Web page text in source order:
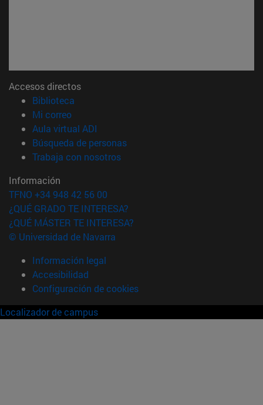
Accesos directos
Biblioteca
Mi correo(abre en nueva ventana)
Aula virtual ADI
Búsqueda de personas(abre en nueva ventana)
Trabaja con nosotros(abre en nueva ventana)
Información
TFNO +34 948 42 56 00
¿QUÉ GRADO TE INTERESA?
¿QUÉ MÁSTER TE INTERESA?
© Universidad de Navarra
Información legal
Accesibilidad
Configuración de cookies
Localizador de campus